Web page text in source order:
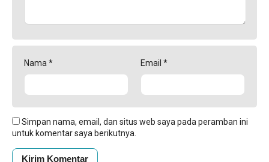
Nama* Email *
Simpan nama, email, dan situs web saya pada peramban ini
untuk komentar saya berikutnya.